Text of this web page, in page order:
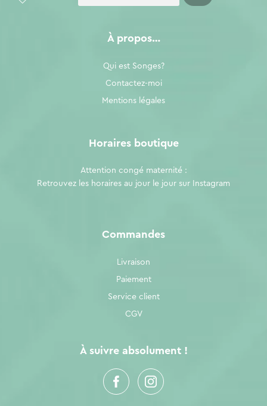
Commandes
Livraison
Paiement
Service client
CGV
À suivre absolument !
À propos…
Qui est Songes?
Contactez-moi
Mentions légales
Horaires boutique
Attention congé maternité :
Retrouvez les horaires au jour le jour sur
Instagram